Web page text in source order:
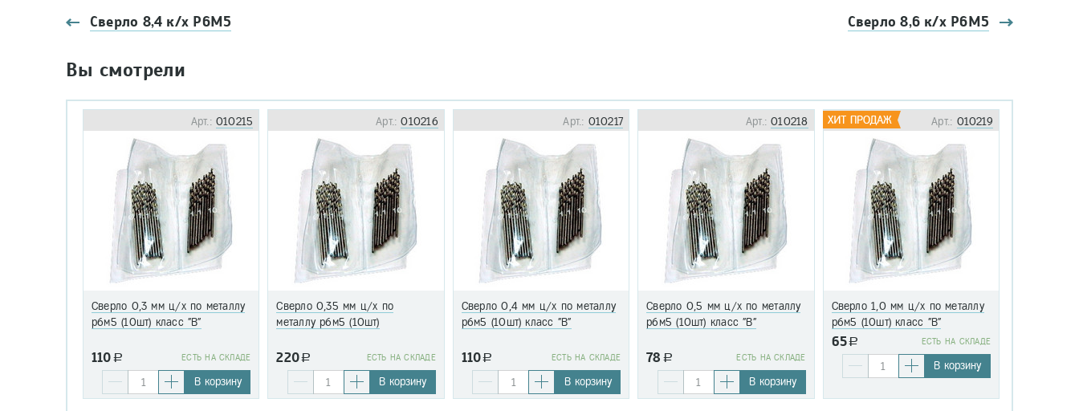
Сверло 8,4 к/х Р6М5 Сверло 8,6 к/х Р6М5
Вы смотрели
Арт.:010215
Сверло 0,3 мм ц/х по металлу
р6м5 (10шт) класс "В"
110 a EСТЬ НА СКЛАДЕ
В корзину
Арт.:010216
Сверло 0,35 мм ц/х по
металлу р6м5 (10шт)
220a EСТЬ НА СКЛАДЕ
В корзину
Арт.: 010217
Сверло 0,4 мм ц/х по металлу
р6м5 (10шт) класс "В"
110a EСТЬ НА СКЛАДЕ
В корзину
Арт.:010218
Сверло 0,5 мм ц/х по металлу
р6м5 (10шт) класс "В"
78 a EСТЬ НА СКЛАДЕ
В корзину
Арт.: 010219
Сверло 1,0 мм ц/х по металлу
р6м5 (10шт) класс "В"
65a EСТЬ НА СКЛАДЕ
В корзину